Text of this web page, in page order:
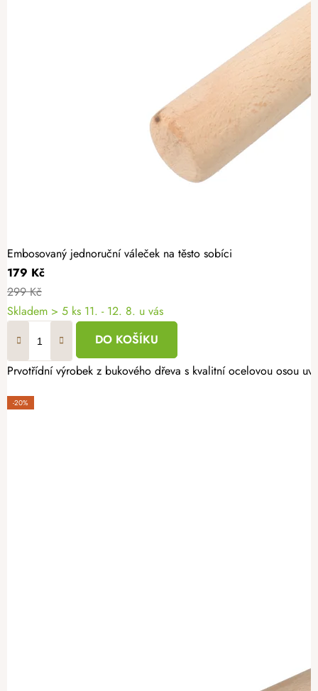
Embosovaný jednoruční váleček na těsto sobíci
179 Kč
299 Kč
Skladem > 5 ks 11. - 12. 8. u vás
DO KOŠÍKU
Prvotřídní výrobek z bukového dřeva s kvalitní ocelovou osou
-20%